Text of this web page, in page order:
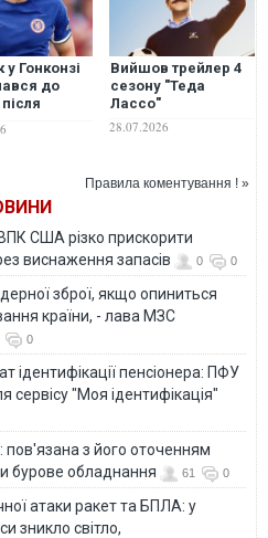
Гонконзі
до
Вийшов трейлер 4
сезону "Теда
Лассо"
28.07.2026
Правила коментування ! »
США різко прискорити
виснаження запасів
0 0
зброї, якщо опиниться
країни, - лава МЗС
0
ідентифікації пенсіонера: ПФУ
сервісу "Моя ідентифікація"
пов'язана з його оточенням
бурове обладнання
61 0
атаки ракет та БПЛА: у
зникло світло,